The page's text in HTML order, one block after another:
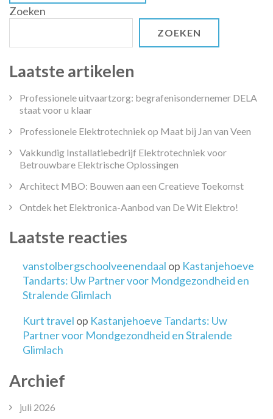
Zoeken
ZOEKEN
Laatste artikelen
Professionele uitvaartzorg: begrafenisondernemer DELA
staat voor u klaar
Professionele Elektrotechniek op Maat bij Jan van Veen
Vakkundig Installatiebedrijf Elektrotechniek voor
Betrouwbare Elektrische Oplossingen
Architect MBO: Bouwen aan een Creatieve Toekomst
Ontdek het Elektronica-Aanbod van De Wit Elektro!
Laatste reacties
vanstolbergschoolveenendaal op Kastanjehoeve
Tandarts: Uw Partner voor Mondgezondheid en
Stralende Glimlach
Kurt travel op Kastanjehoeve Tandarts: Uw
Partner voor Mondgezondheid en Stralende
Glimlach
Archief
juli 2026